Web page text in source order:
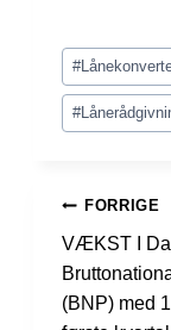
Indlæg-
tags:
#
#
FORRIGE
VÆKST I
(BNP) med